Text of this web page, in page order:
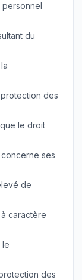
personnel
du
des
le droit
ses
de
caractère
le
des